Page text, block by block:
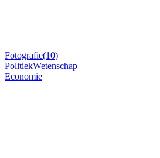
Fotografie(10)
PolitiekWetenschap
Economie